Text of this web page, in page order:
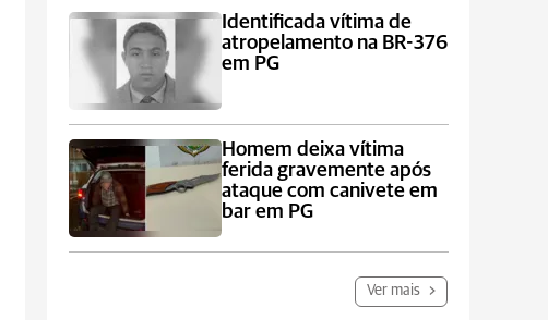
Identificada vítima de
atropelamento na BR-376
em PG
Homem deixa vítima
ferida gravemente após
ataque com canivete em
bar em PG
Ver mais